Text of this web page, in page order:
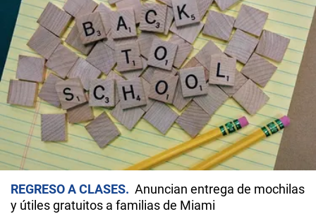
REGRESO A CLASES
Anuncian entrega de mochilas
y útiles gratuitos a familias de Miami